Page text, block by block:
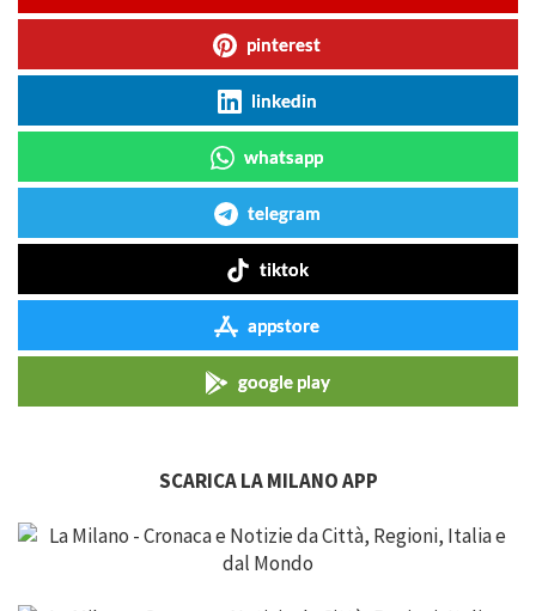
pinterest
linkedin
whatsapp
telegram
tiktok
appstore
google play
SCARICA LA MILANO APP